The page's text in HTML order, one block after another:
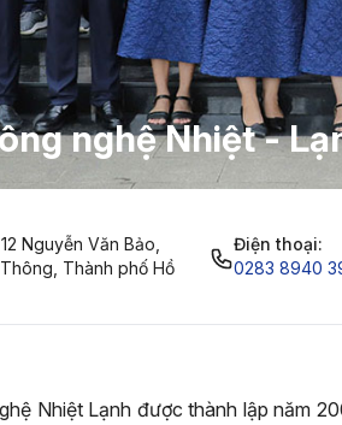
nghệ Nhiệt -
Nguyễn Văn Bảo,
Thành phố Hồ
Điện thoại:
0283 8940
Nhiệt Lạnh được thành lập năm